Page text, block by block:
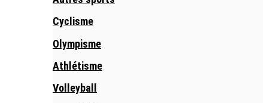
Cyclisme
Olympisme
Athlétisme
Volleyball